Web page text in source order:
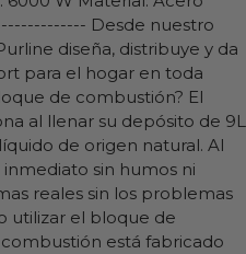
Desde nuestro
diseña, distribuye y da
para el hogar en toda
de combustión? El
al llenar su depósito de 9L
de origen natural. Al
sin humos ni
reales sin los problemas
utilizar el bloque de
está fabricado